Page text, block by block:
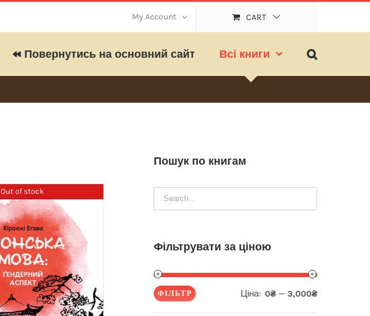
My Account CART
Повернутись на основний сайт Всі книги
Out of stock
Пошук по книгам
Фільтрувати за ціною
Мінімальна
Найбільша
ФІЛЬТР Ціна: 0₴ — 3,000₴